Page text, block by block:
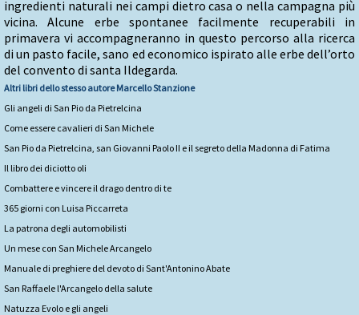
ingredienti naturali nei campi dietro casa o nella campagna più
vicina. Alcune erbe spontanee facilmente recuperabili in
primavera vi accompagneranno in questo percorso alla ricerca
di un pasto facile, sano ed economico ispirato alle erbe dell’orto
del convento di santa Ildegarda.
Altri libri dello stesso autoreMarcello Stanzione
Gli angeli di San Pio da Pietrelcina
Come essere cavalieri di San Michele
San Pio da Pietrelcina, san Giovanni Paolo II e il segreto della Madonna di Fatima
Il libro dei diciotto oli
Combattere e vincere il drago dentro di te
365 giorni con Luisa Piccarreta
La patrona degli automobilisti
Un mese con San Michele Arcangelo
Manuale di preghiere del devoto di Sant'Antonino Abate
San Raffaele l'Arcangelo della salute
Natuzza Evolo e gli angeli